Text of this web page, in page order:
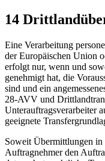
14
Eine Verarbeitung
der Europäischen Union
erfolgt nur, wenn und
genehmigt hat, die
sind und ein
28-AVV und
Unterauftragsverarbeiter
geeignete
Soweit Übermittlungen
Auftragnehmer den